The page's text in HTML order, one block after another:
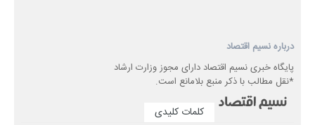
درباره نسیم اقتصاد
پایگاه خبری نسیم اقتصاد دارای مجوز وزارت ارشاد
*نقل مطالب با ذکر منبع بلامانع است.
کلمات کلیدی